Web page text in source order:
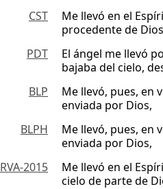
CST
Me llevó en el
procedente de
PDT
El ángel me llevó
bajaba del cielo,
BLP
Me llevó, pues, en
enviada por Dios,
BLPH
Me llevó, pues, en
enviada por Dios,
RVA-2015
Me llevó en el
cielo de parte de